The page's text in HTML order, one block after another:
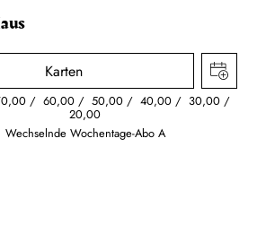
Karten
60,00 50,00 40,00 30,00
20,00
Wechselnde Wochentage-Abo A